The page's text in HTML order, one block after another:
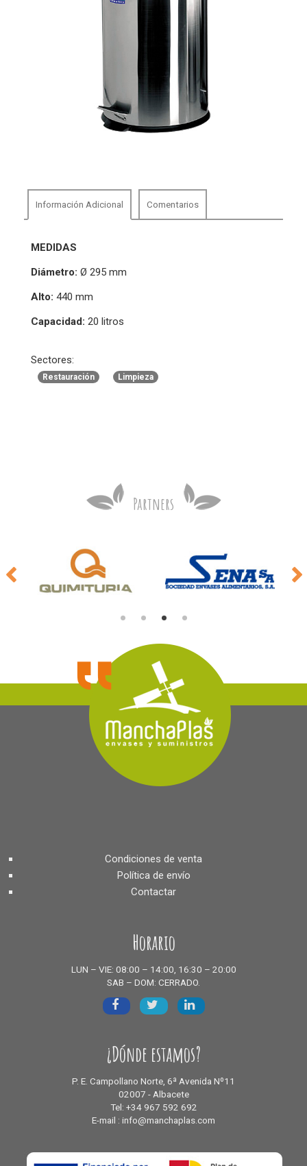
Información Adicional Comentarios
MEDIDAS
Diámetro: Ø 295 mm
Alto: 440 mm
Capacidad: 20 litros
Sectores:
Restauración Limpieza
Partners
Condiciones de venta
Política de envío
Contactar
Horario
LUN – VIE: 08:00 – 14:00, 16:30 – 20:00
SAB – DOM: CERRADO.
¿Dónde estamos?
P. E. Campollano Norte, 6ª Avenida Nº11
02007 - Albacete
Tel: +34 967 592 692
E-mail : info@manchaplas.com